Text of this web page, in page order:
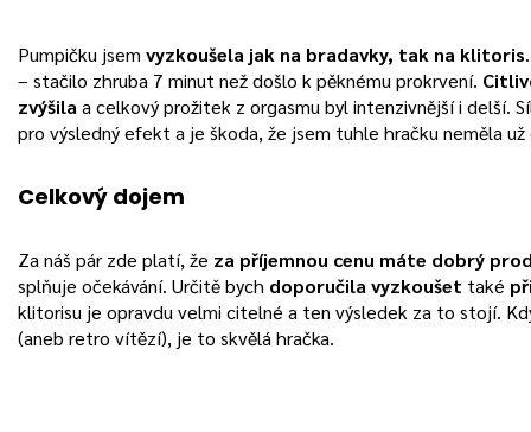
Pumpičku jsem vyzkoušela jak na bradavky, tak na klitoris
– stačilo zhruba 7 minut než došlo k pěknému prokrvení.
zvýšila a celkový prožitek z orgasmu byl intenzivnější i delší.
pro výsledný efekt a je škoda, že jsem tuhle hračku neměla
Celkový dojem
Za náš pár zde platí, že za příjemnou cenu máte dobrý
splňuje očekávání. Určitě bych doporučila vyzkoušet také
klitorisu je opravdu velmi citelné a ten výsledek za to stojí.
(aneb retro vítězí), je to skvělá hračka.